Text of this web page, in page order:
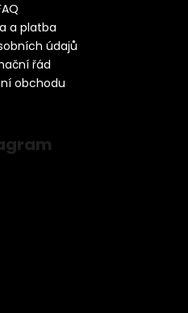
a platba
údajů
řád
obchodu